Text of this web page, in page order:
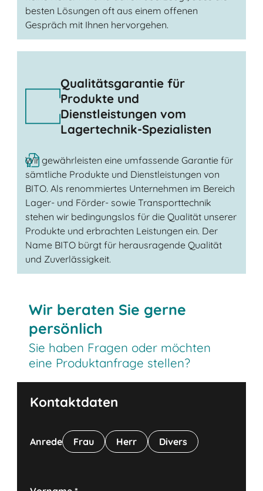
besten Lösungen oft aus einem offenen
Gespräch mit Ihnen hervorgehen.
Qualitätsgarantie für
Produkte und
Dienstleistungen vom
Lagertechnik-Spezialisten
Wir gewährleisten eine umfassende Garantie für
sämtliche Produkte und Dienstleistungen von
BITO. Als renommiertes Unternehmen im Bereich
Lager- und Förder- sowie Transporttechnik
stehen wir bedingungslos für die Qualität unserer
Produkte und erbrachten Leistungen ein. Der
Name BITO bürgt für herausragende Qualität
und Zuverlässigkeit.
Wir beraten Sie gerne
persönlich
Sie haben Fragen oder möchten
eine Produktanfrage stellen?
Kontaktdaten
Anrede Frau Herr Divers